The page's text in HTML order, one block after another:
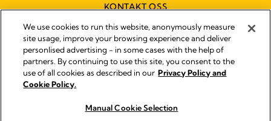
KONTAKT OSS
TILGJENGELIGHETSERKLÆRING
Imprint
Legal Notice
We use cookies to run this website, anonymously measure
site usage, improve your browsing experience and deliver
personlised advertising - in some cases with the help of
partners. By continuing to use this site, you consent to the
use of all cookies as described in our Privacy Policy and
Cookie Policy.
Manual Cookie Selection